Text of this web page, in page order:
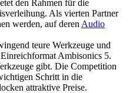
den Rahmen für die
Als vierten Partner
werden, auf deren Audio
teure Werkzeuge und
Ambisonics 5.
gibt. Die Competition
Schritt in die
attraktive Preise.